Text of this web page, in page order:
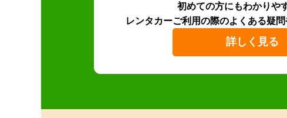
初めての方にもわかりや
レンタカーご利用の際のよくある疑問
詳しく見る